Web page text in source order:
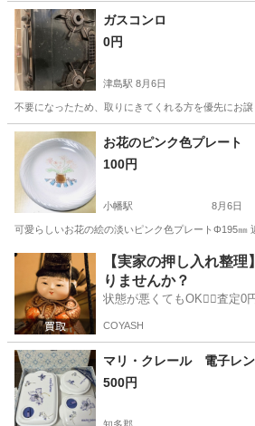
ガスコンロ
0円
津島駅 8月6日
不要になったため、取りにきてくれる方を優先にお
愛知 名古屋市 津島駅 生活雑貨
お花のピンク色プレート
100円
小幡駅 8月6日
可愛らしいお花の絵の淡いピンク色プレートΦ195㎜
愛知 名古屋市 小幡駅 食器 ピンク色
【実家の押し入れ整
りませんか？
状態が悪くてもOK🙆‍♀️査定0
COYASH
マリ・クレール 電子レン
500円